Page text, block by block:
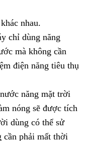
nhau.
chỉ dùng năng
mà không cần
điện năng tiêu thụ
năng mặt trời
nóng sẽ được tích
dùng có thể sử
cần phải mất thời